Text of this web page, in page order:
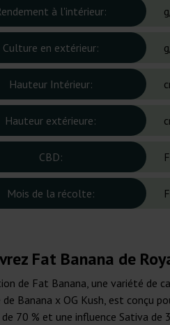
à l'intérieur:
Culture en extérieur:
Hauteur Intérieur:
Hauteur extérieure:
CBD:
Mois de la récolte:
Fat Banana de
de Fat Banana, une variété de
de Banana x OG Kush, est conçu
70 % et une influence Sativa de